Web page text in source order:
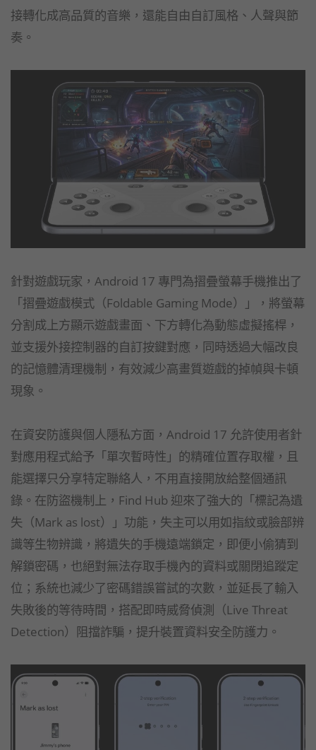
接轉化成高品質的音樂，還能自由自訂風格、人聲與節
奏。
針對遊戲玩家，Android 17 專門為摺疊螢幕手機推出了
「摺疊遊戲模式（Foldable Gaming Mode）」，將螢幕
分割成上方顯示遊戲畫面、下方轉化為動態虛擬搖桿，
並支援外接控制器的自訂按鍵對應，同時透過大幅改良
的記憶體清理機制，有效減少高畫質遊戲的掉幀與卡頓
現象。
在資安防護與個人隱私方面，Android 17 允許使用者針
對應用程式給予「單次暫時性」的精確位置存取權，且
能選擇只分享特定聯絡人，不用直接開放給整個通訊
錄。在防盜機制上，Find Hub 迎來了強大的「標記為遺
失（Mark as lost）」功能，失主可以用如指紋或臉部辨
識等生物辨識，將遺失的手機遠端鎖定，即便小偷猜到
解鎖密碼，也絕對無法存取手機內的資料或關閉追蹤定
位；系統也減少了密碼錯誤嘗試的次數，並延長了輸入
失敗後的等待時間，搭配即時威脅偵測（Live Threat
Detection）阻擋詐騙，提升裝置資料安全防護力。